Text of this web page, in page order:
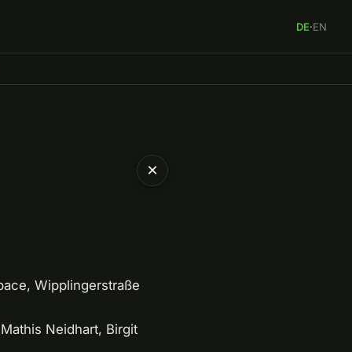
DE·EN
Wipplingerstraße
Neidhart, Birgit
×